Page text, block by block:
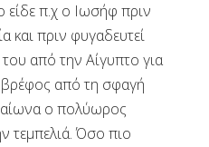
είδε π.χ ο Ιωσήφ πριν
και πριν φυγαδευτεί
του από την Αίγυπτο για
από τη σφαγή
ο πολύωρος
τεμπελιά. Όσο πιο